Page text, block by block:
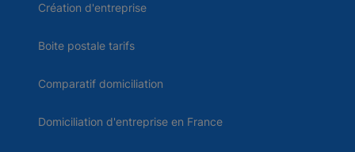
Création d'entreprise
Boite postale tarifs
Comparatif domiciliation
Domiciliation d'entreprise en France